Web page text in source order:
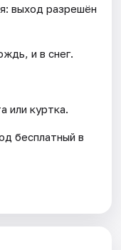
выход разрешён
и в снег.
или куртка.
бесплатный в